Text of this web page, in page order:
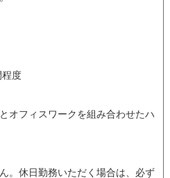
度
オフィスワークを組み合わせたハ
。休日勤務いただく場合は、必ず